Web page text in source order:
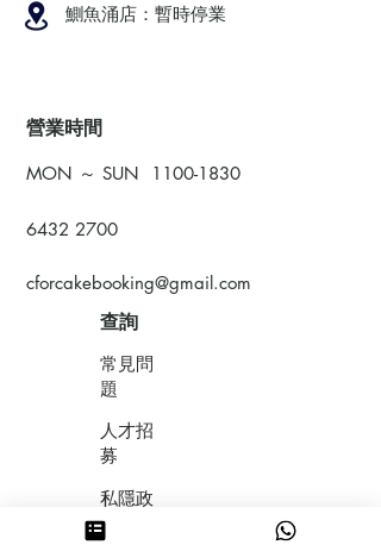
鰂魚涌店：暫時停業
​營業時間
MON ～ SUN 1100-1830
6432 2700
cforcakebooking@gmail.com
查詢
常見問
題
人才招
募
私隱政
策